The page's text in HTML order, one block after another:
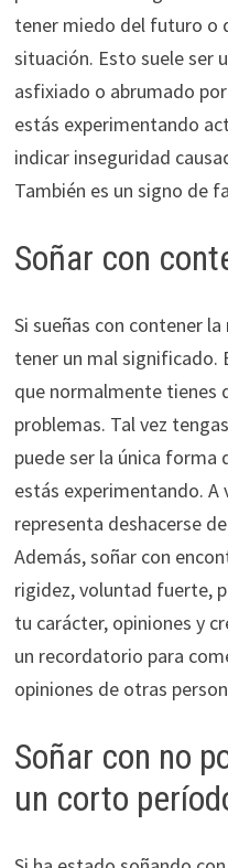
tener miedo del futuro o
situación. Esto suele ser
asfixiado o abrumado
estás experimentando
indicar inseguridad
También es un signo de
Soñar con
Si sueñas con contener
tener un mal significado.
que normalmente tienes
problemas. Tal vez
puede ser la única forma
estás experimentando. A
representa deshacerse
Además, soñar con
rigidez, voluntad fuerte,
tu carácter, opiniones y
un recordatorio para
opiniones de otras
Soñar con no
un corto